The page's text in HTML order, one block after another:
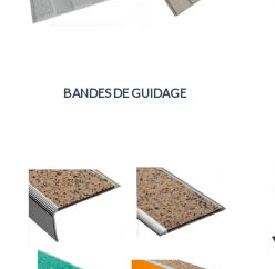
BANDES DE GUIDAGE